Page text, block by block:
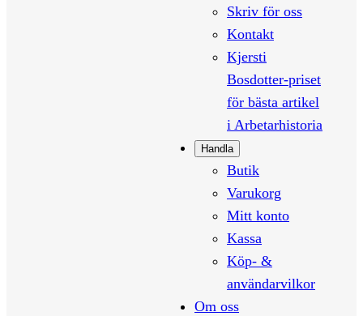
Skriv för oss
Kontakt
Kjersti
Bosdotter-priset
för bästa artikel
i Arbetarhistoria
Handla
Butik
Varukorg
Mitt konto
Kassa
Köp- &
användarvilkor
Om oss